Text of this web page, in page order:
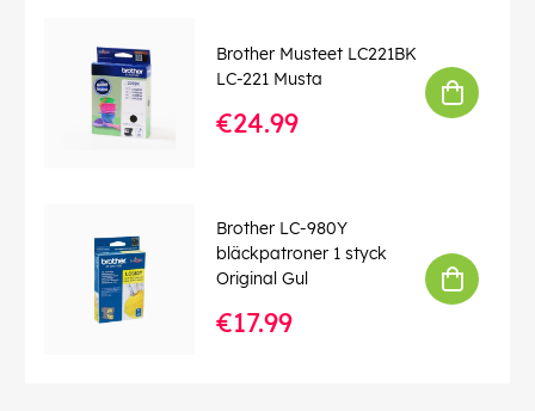
Brother Musteet LC221BK
LC-221 Musta
€24.99
Brother LC-980Y
bläckpatroner 1 styck
Original Gul
€17.99